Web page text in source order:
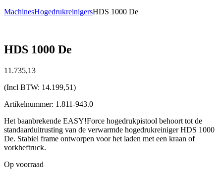
MachinesHogedrukreinigersHDS 1000 De
HDS 1000 De
11.735,13
(Incl BTW: 14.199,51)
Artikelnummer: 1.811-943.0
Het baanbrekende EASY!Force hogedrukpistool behoort tot de
standaarduitrusting van de verwarmde hogedrukreiniger HDS 1000
De. Stabiel frame ontworpen voor het laden met een kraan of
vorkheftruck.
Op voorraad